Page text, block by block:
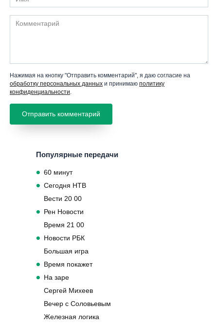
Комментарий
Нажимая на кнопку "Отправить комментарий", я даю согласие на
обработку персональных данных и принимаю политику
конфиденциальности.
Популярные передачи
60 минут
Сегодня НТВ
Вести 20 00
Рен Новости
Время 21 00
Новости РБК
Большая игра
Время покажет
На заре
Сергей Михеев
Вечер с Соловьевым
Железная логика